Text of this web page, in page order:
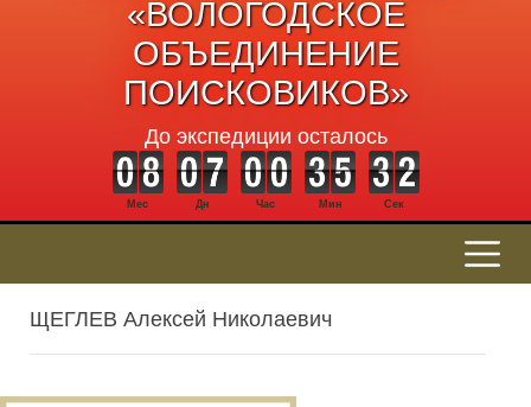
«ВОЛОГОДСКОЕ
ОБЪЕДИНЕНИЕ
ПОИСКОВИКОВ»
До экспедиции осталось
Мес Дн Час Мин Сек
ЩЕГЛЕВ Алексей Николаевич